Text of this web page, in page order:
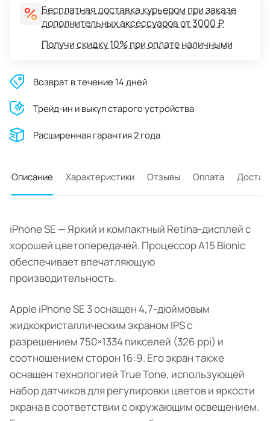
Бесплатная доставка курьером при заказе
дополнительных аксессуаров от 3000 ₽
Получи скидку 10% при оплате наличными
Возврат в течение 14 дней
Трейд-ин и выкуп старого устройства
Расширенная гарантия 2 года
Описание Характеристики Отзывы Оплата
iPhone SE — Яркий и компактный Retina-дисплей с
хорошей цветопередачей. Процессор А15 Bionic
обеспечивает впечатляющую
производительность.
Apple iPhone SE 3 оснащен 4,7-дюймовым
жидкокристаллическим экраном IPS с
разрешением 750×1334 пикселей (326 ppi) и
соотношением сторон 16:9. Его экран также
оснащен технологией True Tone, использующей
набор датчиков для регулировки цветов и яркости
экрана в соответствии с окружающим освещением.